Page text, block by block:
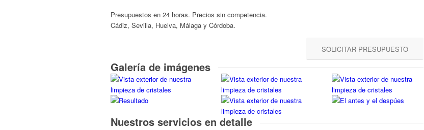
Presupuestos en 24 horas. Precios sin competencia.
Cádiz, Sevilla, Huelva, Málaga y Córdoba.
SOLICITAR PRESUPUESTO
Galería de imágenes
Nuestros servicios en detalle